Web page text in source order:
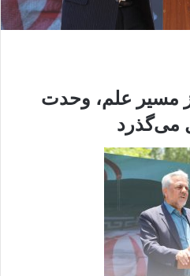
از مسیر علم، وحدت
می‌گذرد